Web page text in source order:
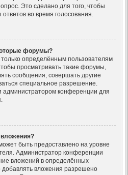
Это сделано для того, чтобы
во время голосования.
форумы?
определённым пользователям
просматривать такие форумы,
сообщения, совершать другие
специальное разрешение.
администратором конференции для
быть предоставлено на уровне
Администратор конференции
вложений в определённых
вложения разрешено